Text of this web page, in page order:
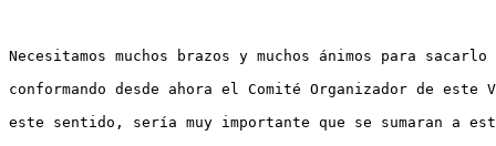
Necesitamos muchos brazos y muchos ánimos para
conformando desde ahora el Comité Organizador de este
este sentido, sería muy importante que se sumaran a